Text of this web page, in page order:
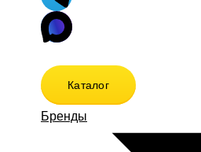
Каталог
Бренды